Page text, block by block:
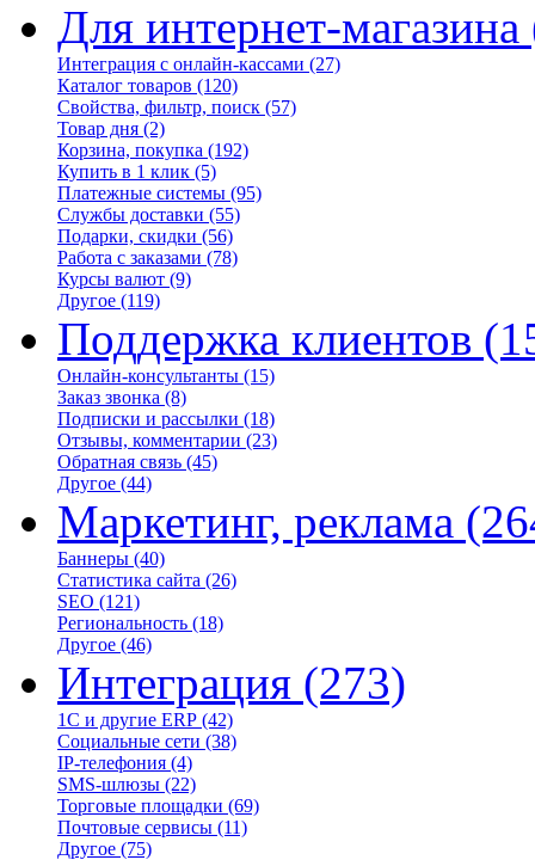
Для интернет-магазина
Интеграция с онлайн-кассами (27)
Каталог товаров (120)
Свойства, фильтр, поиск (57)
Товар дня (2)
Корзина, покупка (192)
Купить в 1 клик (5)
Платежные системы (95)
Службы доставки (55)
Подарки, скидки (56)
Работа с заказами (78)
Курсы валют (9)
Другое (119)
Поддержка клиентов
Онлайн-консультанты (15)
Заказ звонка (8)
Подписки и рассылки (18)
Отзывы, комментарии (23)
Обратная связь (45)
Другое (44)
Маркетинг, реклама
Баннеры (40)
Статистика сайта (26)
SEO (121)
Региональность (18)
Другое (46)
Интеграция (273)
1С и другие ERP (42)
Социальные сети (38)
IP-телефония (4)
SMS-шлюзы (22)
Торговые площадки (69)
Почтовые сервисы (11)
Другое (75)